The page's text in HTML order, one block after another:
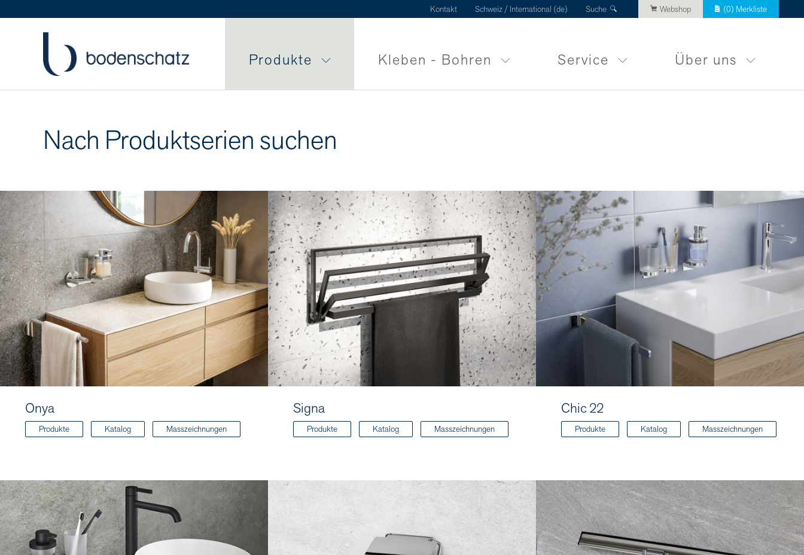
Kontakt Schweiz / International (de) Suche Webshop (0) Merkliste
Produkte Kleben - Bohren Service Über uns
Nach Produktserien suchen
Onya
Produkte Katalog Masszeichnungen
Signa
Produkte Katalog Masszeichnungen
Chic 22
Produkte Katalog Masszeichnungen